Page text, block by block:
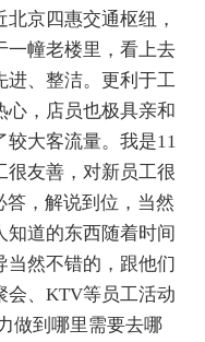
京四惠交通枢纽，
一幢老楼里，看上去
进、整洁。更利于工
心，店员也极具亲和
大客流量。我是11
很友善，对新员工很
答，解说到位，当然
知道的东西随着时间
当然不错的，跟他们
会、KTV等员工活动
做到哪里需要去哪